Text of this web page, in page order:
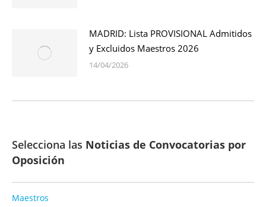
MADRID: Lista PROVISIONAL Admitidos
y Excluidos Maestros 2026
14/04/2026
Selecciona las Noticias de Convocatorias por
Oposición
Maestros